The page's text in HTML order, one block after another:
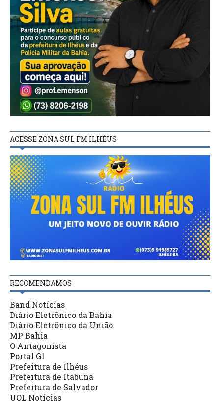
ACESSE ZONA SUL FM ILHÉUS
RECOMENDAMOS
Band Notícias
Diário Eletrônico da Bahia
Diário Eletrônico da União
MP Bahia
O Antagonista
Portal G1
Prefeitura de Ilhéus
Prefeitura de Itabuna
Prefeitura de Salvador
UOL Notícias